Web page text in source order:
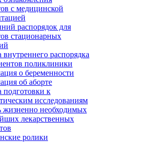
с медицинской
распорядок для
стационарных
распорядка
поликлиники
о беременности
об аборте
подготовки к
исследованиям
жизненно необходимых
лекарственных
ролики